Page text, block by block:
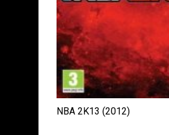
NBA 2K13 (2012)